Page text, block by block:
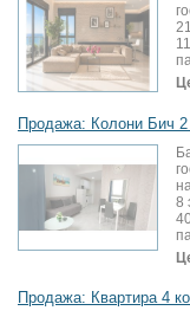
Продажа: Колони Бич
8
Продажа: Квартира 4